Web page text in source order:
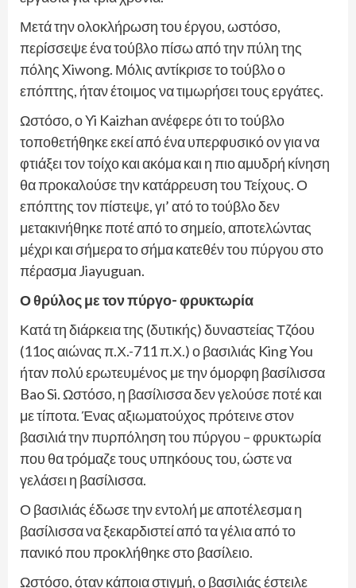
Μετά την ολοκλήρωση του έργου, ωστόσο,
περίσσεψε ένα τούβλο πίσω από την πύλη της
πόλης Xiwong. Μόλις αντίκρισε το τούβλο ο
επόπτης, ήταν έτοιμος να τιμωρήσει τους εργάτες.
Ωστόσο, ο Yi Kaizhan ανέφερε ότι το τούβλο
τοποθετήθηκε εκεί από ένα υπερφυσικό ον για να
φτιάξει τον τοίχο και ακόμα και η πιο αμυδρή κίνηση
θα προκαλούσε την κατάρρευση του Τείχους. Ο
επόπτης τον πίστεψε, γι’ ατό το τούβλο δεν
μετακινήθηκε ποτέ από το σημείο, αποτελώντας
μέχρι και σήμερα το σήμα κατεθέν του πύργου στο
πέρασμα Jiayuguan.
Ο θρύλος με τον πύργο- φρυκτωρία
Κατά τη διάρκεια της (δυτικής) δυναστείας Τζόου
(11ος αιώνας π.Χ.-711 π.Χ.) ο βασιλιάς King You
ήταν πολύ ερωτευμένος με την όμορφη βασίλισσα
Bao Si. Ωστόσο, η βασίλισσα δεν γελούσε ποτέ και
με τίποτα. Ένας αξιωματούχος πρότεινε στον
βασιλιά την πυρπόληση του πύργου – φρυκτωρία
που θα τρόμαζε τους υπηκόους του, ώστε να
γελάσει η βασίλισσα.
Ο βασιλιάς έδωσε την εντολή με αποτέλεσμα η
βασίλισσα να ξεκαρδιστεί από τα γέλια από το
πανικό που προκλήθηκε στο βασίλειο.
Ωστόσο, όταν κάποια στιγμή, ο βασιλιάς έστειλε